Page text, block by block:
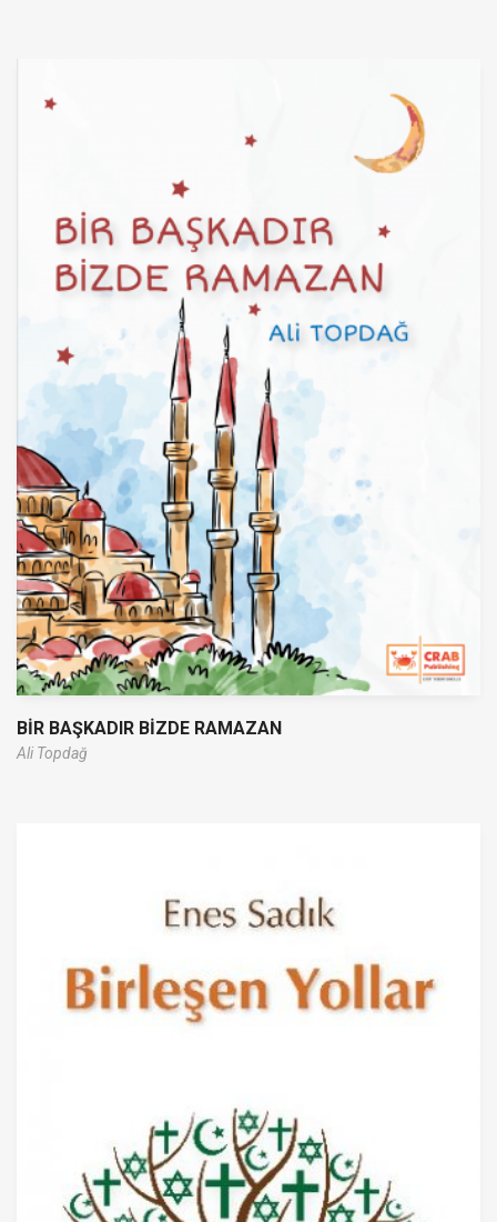
BİR BAŞKADIR BİZDE RAMAZAN
Ali Topdağ